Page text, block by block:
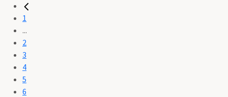
1
...
2
3
4
5
6